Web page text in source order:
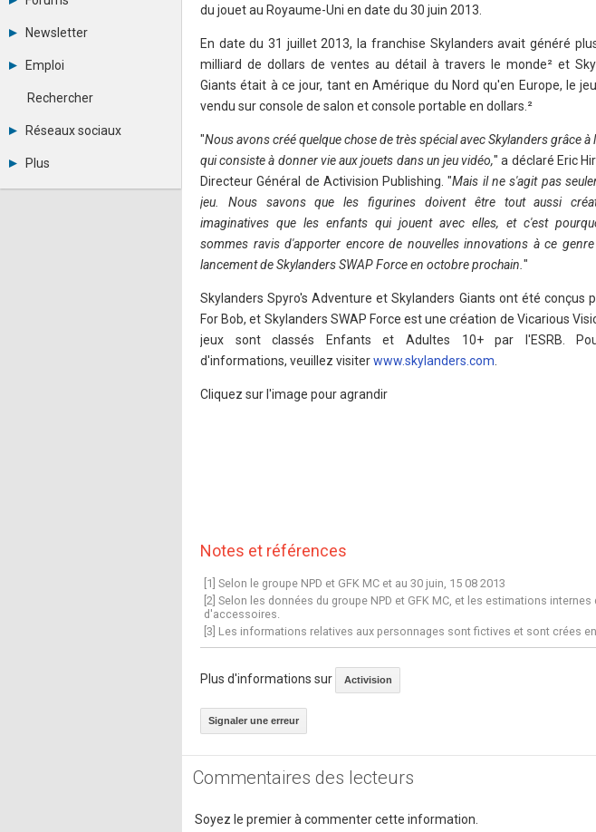
Tous les forums
Se connecter
Messages privés
Contacter un modérateur
Newsletter
Archives
Abonnement
Emploi
Consulter les annonces
Observatoire de l'emploi
Rechercher
Réseaux sociaux
LinkedIn
Plus
Annonceurs
du jouet au Royaume-Uni en date du 30 juin 2013.
En date du 31 juillet 2013, la franchise Skylanders avait généré
milliard de dollars de ventes au détail à travers le monde² et
Giants était à ce jour, tant en Amérique du Nord qu'en Europe, le
vendu sur console de salon et console portable en dollars.²
"Nous avons créé quelque chose de très spécial avec Skylanders grâce à
qui consiste à donner vie aux jouets dans un jeu vidéo," a déclaré Eric
Directeur Général de Activision Publishing. "Mais il ne s'agit pas
jeu. Nous savons que les figurines doivent être tout aussi
imaginatives que les enfants qui jouent avec elles, et c'est
sommes ravis d'apporter encore de nouvelles innovations à ce
lancement de Skylanders SWAP Force en octobre prochain. "
Skylanders Spyro's Adventure et Skylanders Giants ont été conçus
For Bob, et Skylanders SWAP Force est une création de Vicarious
jeux sont classés Enfants et Adultes 10+ par l'ESRB.
d'informations, veuillez visiterwww.skylanders.com
Cliquez sur l'image pour agrandir
Notes et références
[1] Selon le groupe NPD et GFK MC et au 30 juin, 15 08 2013
[2] Selon les données du groupe NPD et GFK MC, et les estimations
d'accessoires.
[3] Les informations relatives aux personnages sont fictives et sont crées
Plus d'informations sur Activision
Signaler une erreur
Commentaires des lecteurs
Soyez le premier à commenter cette information.